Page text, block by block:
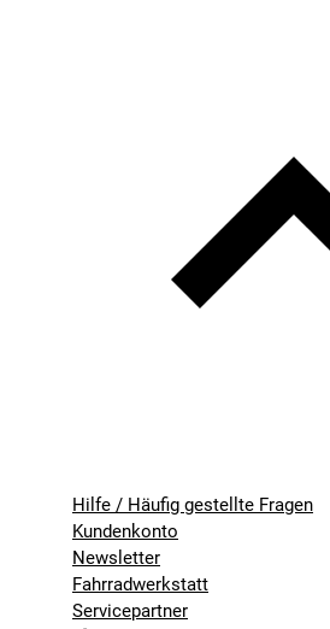
Hilfe / Häufig gestellte Fragen
Kundenkonto
Newsletter
Fahrradwerkstatt
Servicepartner